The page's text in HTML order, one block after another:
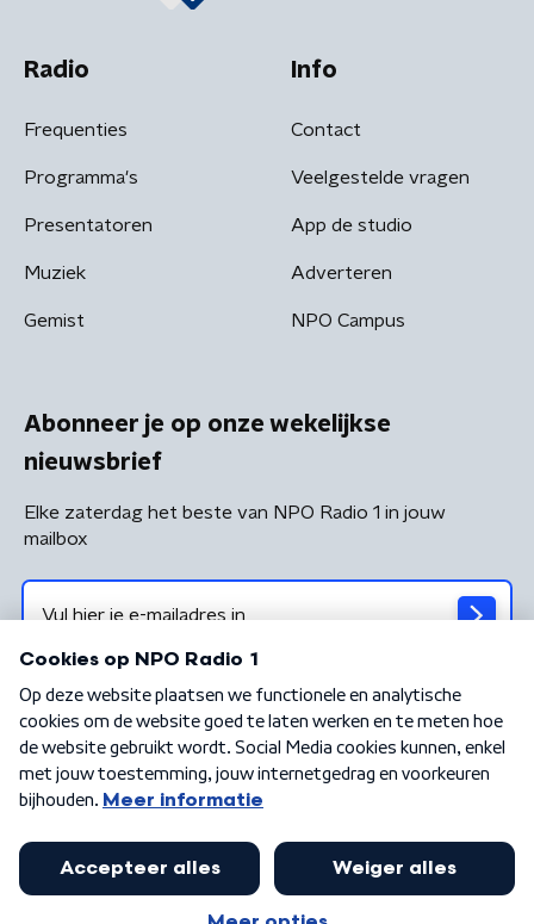
Radio
Frequenties
Programma's
Presentatoren
Muziek
Gemist
Info
Contact
Veelgestelde vragen
App de studio
Adverteren
NPO Campus
Abonneer je op onze wekelijkse
nieuwsbrief
Elke zaterdag het beste van NPO Radio 1 in jouw
mailbox
Algemene voorwaarden